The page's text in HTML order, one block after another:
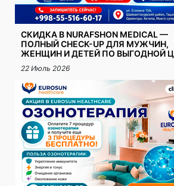
СКИДКА В NURAFSHON MEDICAL —
ПОЛНЫЙ CHECK-UP ДЛЯ МУЖЧИН,
ЖЕНЩИН И ДЕТЕЙ ПО ВЫГОДНОЙ
22 Июль 2026